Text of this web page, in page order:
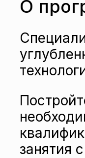
О
занятия